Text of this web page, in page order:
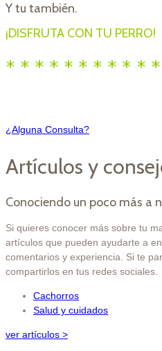
Y tu también.
¡DISFRUTA CON TU PERRO!
* * * * * * * * * * *
¿Alguna Consulta?
Artículos y
Conociendo un poco más a
Si quieres conocer más sobre tu
artículos que pueden ayudarte a
comentarios y experiencia. Si te
compartirlos en tus redes sociales.
Cachorros
Salud y cuidados
ver artículos >